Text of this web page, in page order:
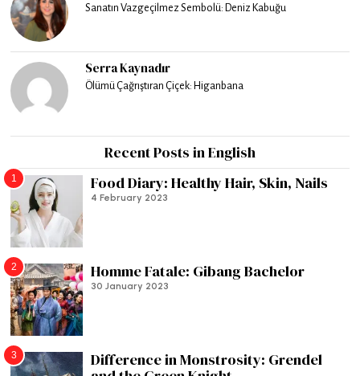
Sanatın Vazgeçilmez Sembolü: Deniz Kabuğu
Serra Kaynadır
Ölümü Çağrıştıran Çiçek: Higanbana
Recent Posts in English
1 Food Diary: Healthy Hair, Skin, Nails
4 February 2023
2 Homme Fatale: Gibang Bachelor
30 January 2023
3
Difference in Monstrosity: Grendel